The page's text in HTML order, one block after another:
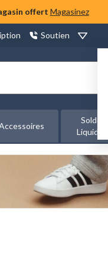
offert Magasinez
Soutien
Soldes &